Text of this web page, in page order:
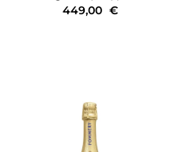
449,00 €